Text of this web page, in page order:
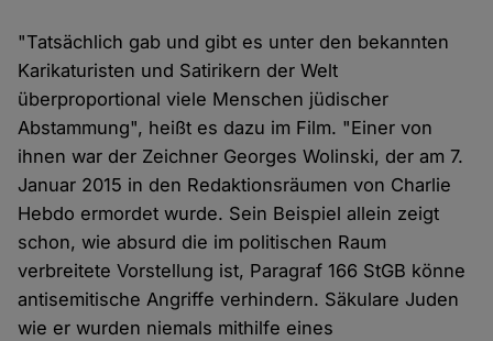
"Tatsächlich gab und gibt es unter den bekannten
Karikaturisten und Satirikern der Welt
überproportional viele Menschen jüdischer
Abstammung", heißt es dazu im Film. "Einer von
ihnen war der Zeichner Georges Wolinski, der am 7.
Januar 2015 in den Redaktionsräumen von Charlie
Hebdo ermordet wurde. Sein Beispiel allein zeigt
schon, wie absurd die im politischen Raum
verbreitete Vorstellung ist, Paragraf 166 StGB könne
antisemitische Angriffe verhindern. Säkulare Juden
wie er wurden niemals mithilfe eines